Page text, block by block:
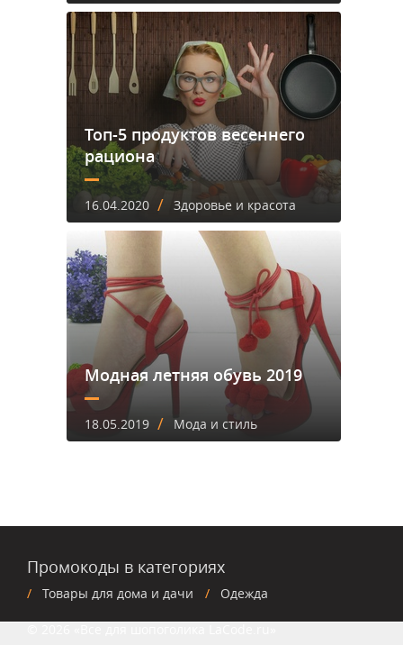
Топ-5 продуктов весеннего
рациона
16.04.2020 / Здоровье и красота
Модная летняя обувь 2019
18.05.2019 / Мода и стиль
Промокоды в категориях
Товары для дома и дачи Одежда